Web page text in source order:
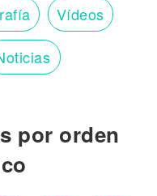
Vídeos
por orden